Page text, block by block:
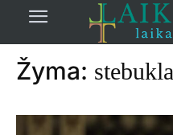
žymos Stebuklas
Žyma: